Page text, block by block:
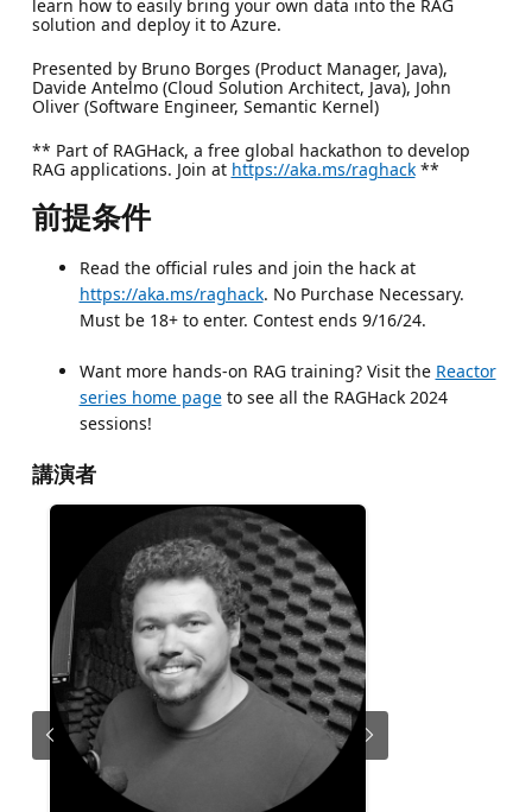
learn how to easily bring your own data into the RAG
solution and deploy it to Azure.
Presented by Bruno Borges (Product Manager, Java),
Davide Antelmo (Cloud Solution Architect, Java), John
Oliver (Software Engineer, Semantic Kernel)
** Part of RAGHack, a free global hackathon to develop
RAG applications. Join at https://aka.ms/raghack**
前提条件
Read the official rules and join the hack at
https://aka.ms/raghack. No Purchase Necessary.
Must be 18+ to enter. Contest ends 9/16/24.
Want more hands-on RAG training? Visit the Reactor
series home pageto see all the RAGHack 2024
sessions!
講演者